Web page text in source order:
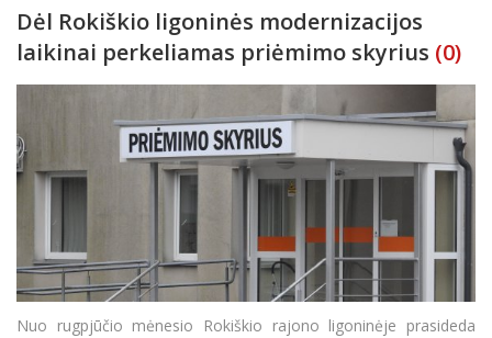
Dėl Rokiškio ligoninės modernizacijos
laikinai perkeliamas priėmimo skyrius (0)
Nuo rugpjūčio mėnesio Rokiškio rajono ligoninėje prasideda